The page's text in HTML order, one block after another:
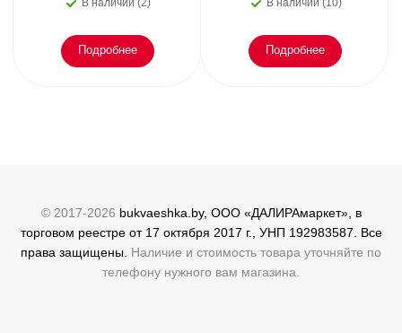
эмоциональное
В наличии (2)
Подробнее
осталось. Блэк
В наличии (10)
Подробнее
© 2017-2026 bukvaeshka.by, ООО «ДАЛИРАмаркет», в
торговом реестре от 17 октября 2017 г., УНП 192983587. Все
права защищены. Наличие и стоимость товара уточняйте по
телефону нужного вам магазина.